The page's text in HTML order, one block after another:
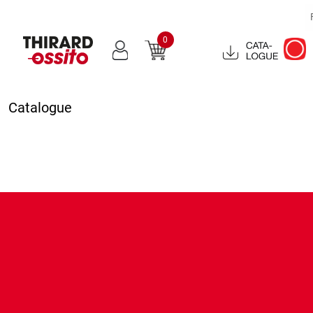
0
Catalogue
2022
Catalogue